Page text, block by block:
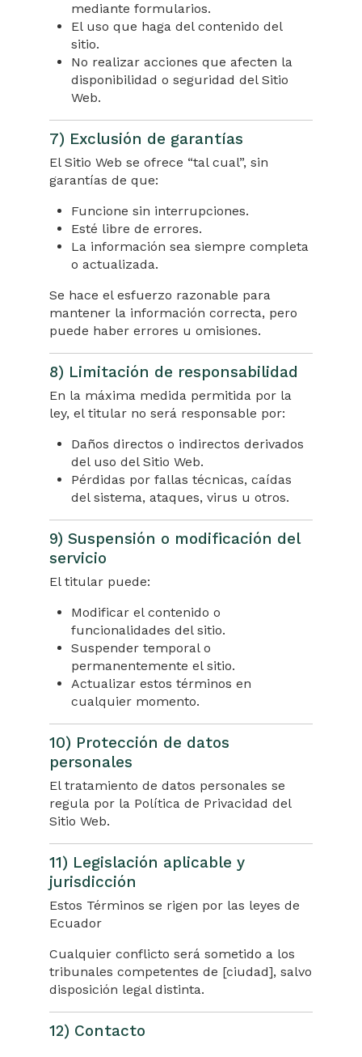
mediante formularios.
El uso que haga del contenido del
sitio.
No realizar acciones que afecten la
disponibilidad o seguridad del Sitio
Web.
7) Exclusión de garantías
El Sitio Web se ofrece “tal cual”, sin
garantías de que:
Funcione sin interrupciones.
Esté libre de errores.
La información sea siempre completa
o actualizada.
Se hace el esfuerzo razonable para
mantener la información correcta, pero
puede haber errores u omisiones.
8) Limitación de responsabilidad
En la máxima medida permitida por la
ley, el titular no será responsable por:
Daños directos o indirectos derivados
del uso del Sitio Web.
Pérdidas por fallas técnicas, caídas
del sistema, ataques, virus u otros.
9) Suspensión o modificación del
servicio
El titular puede:
Modificar el contenido o
funcionalidades del sitio.
Suspender temporal o
permanentemente el sitio.
Actualizar estos términos en
cualquier momento.
10) Protección de datos
personales
El tratamiento de datos personales se
regula por la Política de Privacidad del
Sitio Web.
11) Legislación aplicable y
jurisdicción
Estos Términos se rigen por las leyes de
Ecuador
Cualquier conflicto será sometido a los
tribunales competentes de [ciudad], salvo
disposición legal distinta.
12) Contacto